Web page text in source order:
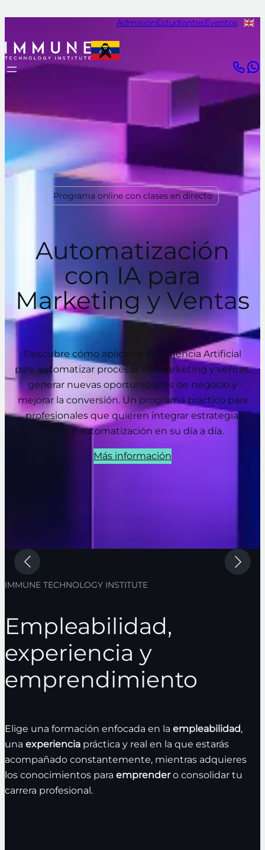
AdmisiónEstudiantesEventos
Programa online con clases en directo
Automatización
con IA para
Marketing y Ventas
Descubre cómo aplicar la Inteligencia Artificial
para automatizar procesos de marketing y ventas,
generar nuevas oportunidades de negocio y
mejorar la conversión. Un programa práctico para
profesionales que quieren integrar estrategia,
datos y automatización en su día a día.
Más información
IMMUNE TECHNOLOGY INSTITUTE
Empleabilidad,
experiencia y
emprendimiento
Elige una formación enfocada en la empleabilidad,
una experiencia práctica y real en la que estarás
acompañado constantemente, mientras adquieres
los conocimientos para emprendero consolidar tu
carrera profesional.